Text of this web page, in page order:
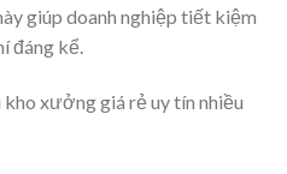
giúp doanh nghiệp tiết kiệm
đáng kể.
xưởng giá rẻ uy tín nhiều